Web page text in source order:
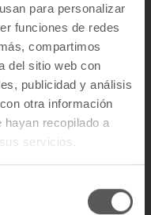
para personalizar
funciones de redes
compartimos
del sitio web con
publicidad y análisis
otra información
recopilado a
servicios.